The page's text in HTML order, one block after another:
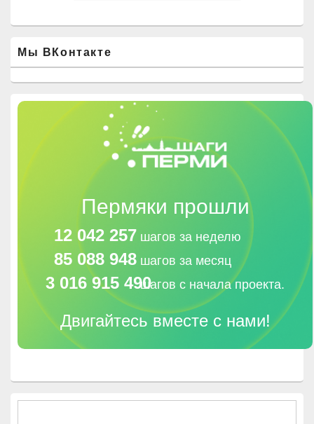
Мы ВКонтакте
Пермяки прошли
12 042 257 шагов за неделю
85 088 948 шагов за месяц
3 016 915 490шагов с начала проекта.
Двигайтесь вместе с нами!